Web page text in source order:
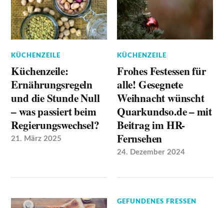
KÜCHENZEILE
Küchenzeile:
Ernährungsregeln
und die Stunde Null
– was passiert beim
Regierungswechsel?
21. März 2025
KÜCHENZEILE
Frohes Festessen für
alle! Gesegnete
Weihnacht wünscht
Quarkundso.de – mit
Beitrag im HR-
Fernsehen
24. Dezember 2024
GEFUNDENES FRESSEN